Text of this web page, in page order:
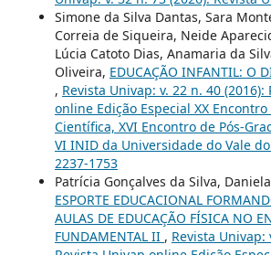
Simone da Silva Dantas, Sara
Correia de Siqueira, Neide
Lúcia Catoto Dias, Anamaria da
Oliveira, EDUCAÇÃO INFANTIL: O
, Revista Univap: v. 22 n. 40 (2016):
online Edição Especial XX
Científica, XVI Encontro de Pós-
VI INID da Universidade do Vale
2237-1753
Patrícia Gonçalves da Silva,
ESPORTE EDUCACIONAL
AULAS DE EDUCAÇÃO FÍSICA NO
FUNDAMENTAL II , Revista Univap: